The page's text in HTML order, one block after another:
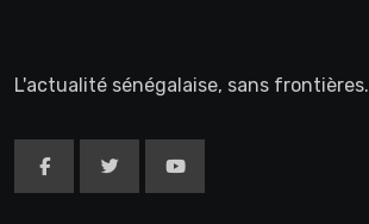
L'actualité sénégalaise, sans frontières.